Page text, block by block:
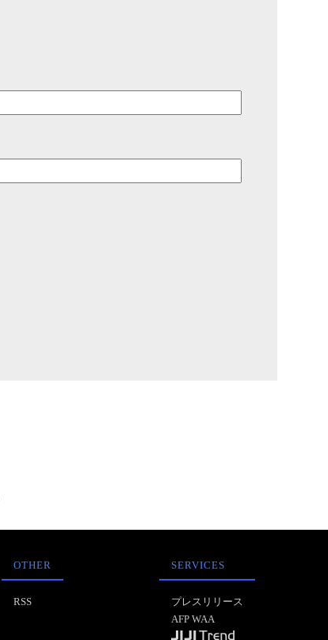
OTHER
RSS
SERVICES
プレスリリース
AFP WAA